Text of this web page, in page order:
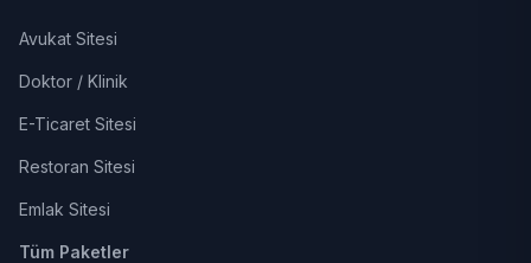
Avukat Sitesi
Doktor / Klinik
E-Ticaret Sitesi
Restoran Sitesi
Emlak Sitesi
Tüm Paketler